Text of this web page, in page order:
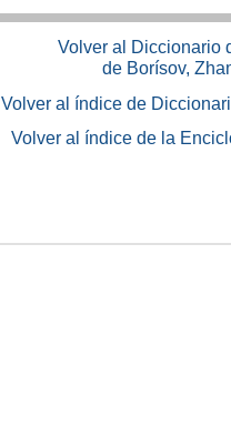
Volver al Diccionario
de Borísov,
Volver al índice de
Volver al índice de la